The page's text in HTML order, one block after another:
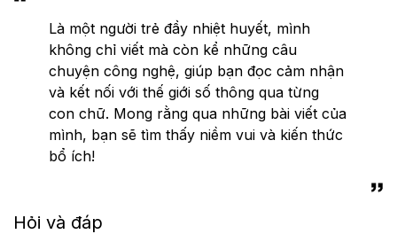
Là một người trẻ đầy nhiệt huyết, mình
không chỉ viết mà còn kể những câu
chuyện công nghệ, giúp bạn đọc cảm nhận
và kết nối với thế giới số thông qua từng
con chữ. Mong rằng qua những bài viết của
mình, bạn sẽ tìm thấy niềm vui và kiến thức
bổ ích!
Hỏi và đáp